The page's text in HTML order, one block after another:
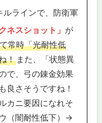
ラインで、防衛軍
ネスショット」 が
常時「光耐性低
！また、「状態異
で、弓の錬金効果
良さそうですね！
カニ要因になれそ
（闇耐性低下）→